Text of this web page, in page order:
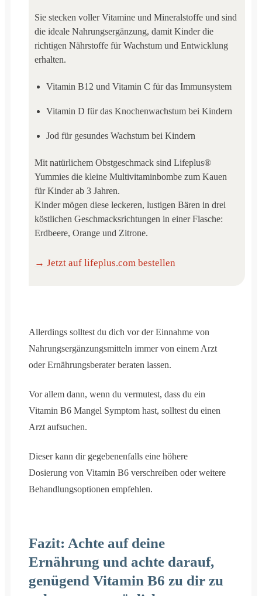
Sie stecken voller Vitamine und Mineralstoffe und sind
die ideale Nahrungsergänzung, damit Kinder die
richtigen Nährstoffe für Wachstum und Entwicklung
erhalten.
Vitamin B12 und Vitamin C für das Immunsystem
Vitamin D für das Knochenwachstum bei Kindern
Jod für gesundes Wachstum bei Kindern
Mit natürlichem Obstgeschmack sind Lifeplus®
Yummies die kleine Multivitaminbombe zum Kauen
für Kinder ab 3 Jahren.
Kinder mögen diese leckeren, lustigen Bären in drei
köstlichen Geschmacksrichtungen in einer Flasche:
Erdbeere, Orange und Zitrone.
→ Jetzt auf lifeplus.com bestellen
Allerdings solltest du dich vor der Einnahme von
Nahrungsergänzungsmitteln immer von einem Arzt
oder Ernährungsberater beraten lassen.
Vor allem dann, wenn du vermutest, dass du ein
Vitamin B6 Mangel Symptom hast, solltest du einen
Arzt aufsuchen.
Dieser kann dir gegebenenfalls eine höhere
Dosierung von Vitamin B6 verschreiben oder weitere
Behandlungsoptionen empfehlen.
Fazit: Achte auf deine
Ernährung und achte darauf,
genügend Vitamin B6 zu dir zu